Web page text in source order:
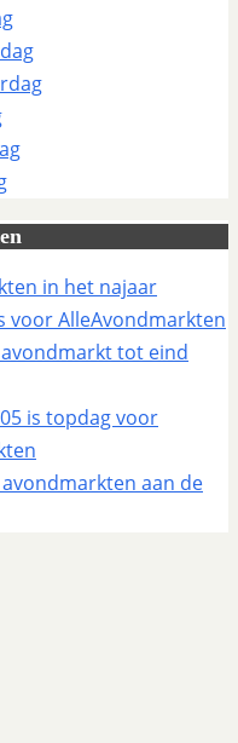
in het najaar
voor AlleAvondmarkten
tot eind
is topdag voor
aan de